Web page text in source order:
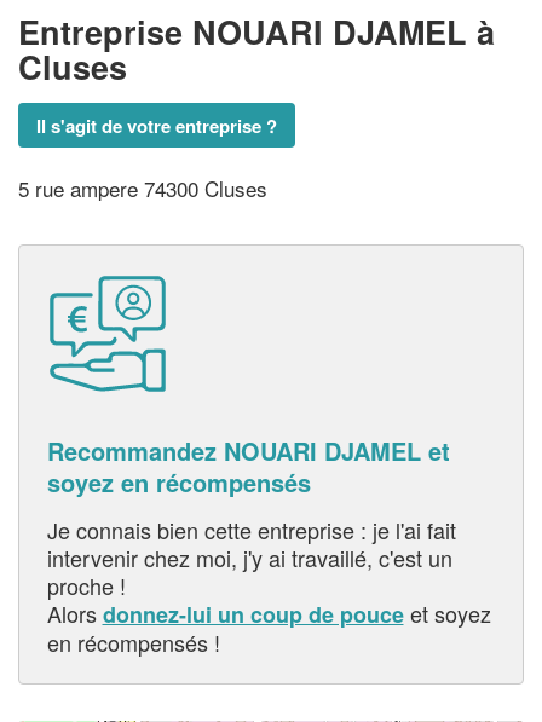
Entreprise NOUARI DJAMEL à
Cluses
Il s'agit de votre entreprise ?
5 rue ampere 74300 Cluses
Recommandez NOUARI DJAMEL et
soyez en récompensés
Je connais bien cette entreprise : je l'ai fait
intervenir chez moi, j'y ai travaillé, c'est un
proche !
Alorsdonnez-lui un coup de pouceet soyez
en récompensés !